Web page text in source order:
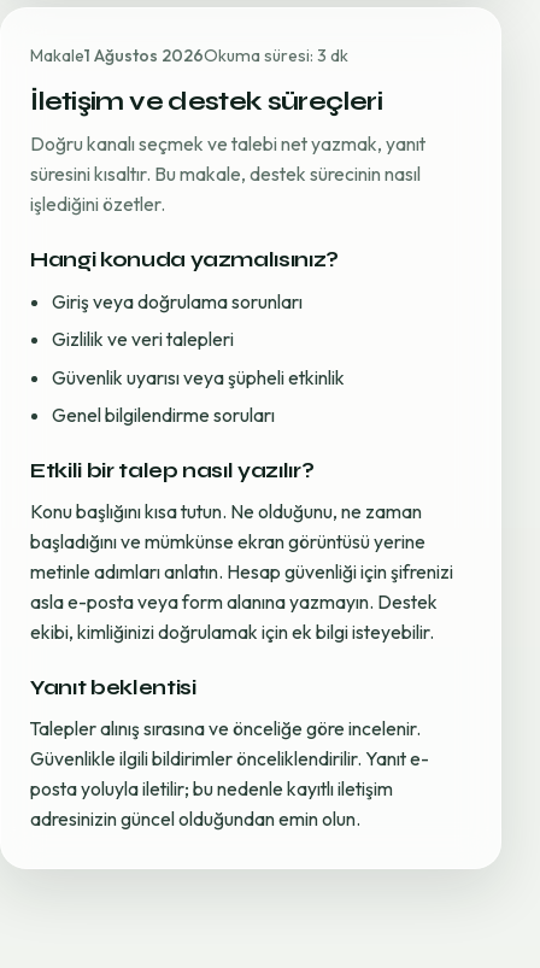
Makale1 Ağustos 2026Okuma süresi: 3 dk
İletişim ve destek süreçleri
Doğru kanalı seçmek ve talebi net yazmak, yanıt
süresini kısaltır. Bu makale, destek sürecinin nasıl
işlediğini özetler.
Hangi konuda yazmalısınız?
Giriş veya doğrulama sorunları
Gizlilik ve veri talepleri
Güvenlik uyarısı veya şüpheli etkinlik
Genel bilgilendirme soruları
Etkili bir talep nasıl yazılır?
Konu başlığını kısa tutun. Ne olduğunu, ne zaman
başladığını ve mümkünse ekran görüntüsü yerine
metinle adımları anlatın. Hesap güvenliği için şifrenizi
asla e-posta veya form alanına yazmayın. Destek
ekibi, kimliğinizi doğrulamak için ek bilgi isteyebilir.
Yanıt beklentisi
Talepler alınış sırasına ve önceliğe göre incelenir.
Güvenlikle ilgili bildirimler önceliklendirilir. Yanıt e-
posta yoluyla iletilir; bu nedenle kayıtlı iletişim
adresinizin güncel olduğundan emin olun.